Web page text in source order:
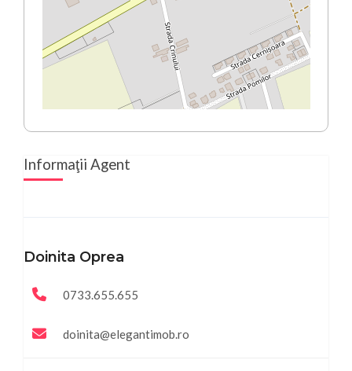
Informaţii Agent
Doinita Oprea
0733.655.655
doinita@elegantimob.ro